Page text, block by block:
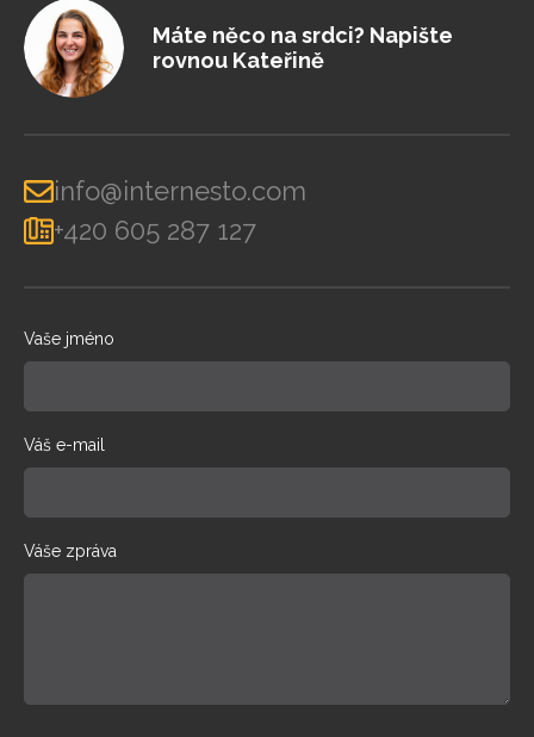
Máte něco na srdci? Napište
rovnou Kateřině
info@internesto.com
+420 605 287 127
Vaše jméno
Váš e-mail
Váše zpráva